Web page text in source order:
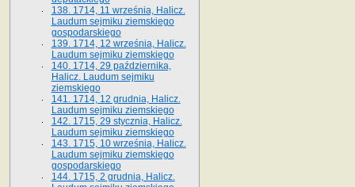
138. 1714, 11 września, Halicz.
Laudum sejmiku ziemskiego
gospodarskiego
139. 1714, 12 września, Halicz.
Laudum sejmiku ziemskiego
140. 1714, 29 października,
Halicz. Laudum sejmiku
ziemskiego
141. 1714, 12 grudnia, Halicz.
Laudum sejmiku ziemskiego
142. 1715, 29 stycznia, Halicz.
Laudum sejmiku ziemskiego
143. 1715, 10 września, Halicz.
Laudum sejmiku ziemskiego
gospodarskiego
144. 1715, 2 grudnia, Halicz.